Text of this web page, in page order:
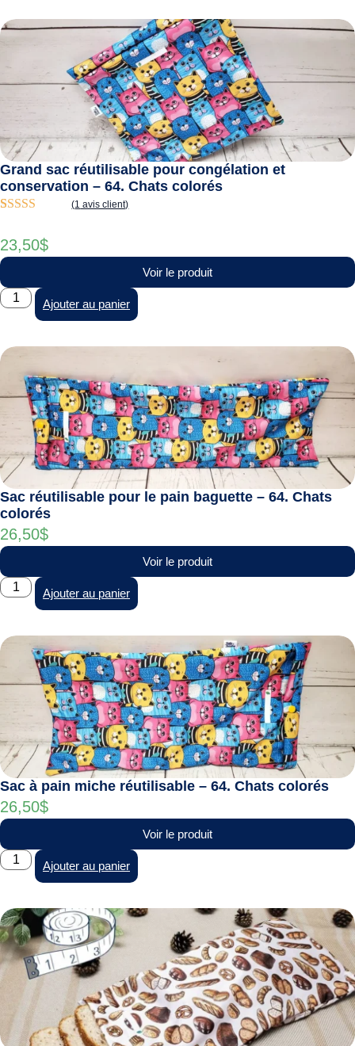
Grand sac réutilisable pour congélation et
conservation – 64. Chats colorés
5 basé sur
notation
client
(1 avis client)
23,50$
Voir le produit
Ajouter au panier
Sac réutilisable pour le pain baguette – 64. Chats
colorés
26,50$
Voir le produit
Ajouter au panier
Sac à pain miche réutilisable – 64. Chats colorés
26,50$
Voir le produit
Ajouter au panier